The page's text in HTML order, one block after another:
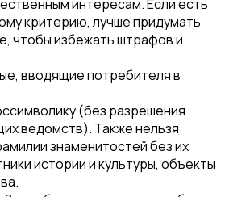
интересам. Если есть
критерию, лучше придумать
чтобы избежать штрафов и
вводящие потребителя в
(без разрешения
ведомств). Также нельзя
знаменитостей без их
истории и культуры, объекты